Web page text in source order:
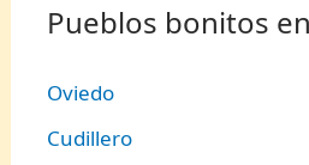
Pueblos bonitos
Oviedo
Cudillero